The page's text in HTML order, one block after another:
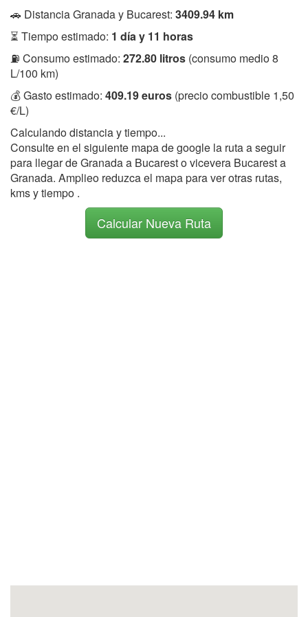
🚗 Distancia Granada y Bucarest: 3409.94 km
⏳ Tiempo estimado: 1 día y 11 horas
⛽ Consumo estimado: 272.80 litros (consumo medio 8
L/100 km)
💰 Gasto estimado: 409.19 euros (precio combustible 1,50
€/L)
Calculando distancia y tiempo...
Consulte en el siguiente mapa de google la ruta a seguir
para llegar de Granada a Bucarest o vicevera Bucarest a
Granada. Amplieo reduzca el mapa para ver otras rutas,
kms y tiempo .
Calcular Nueva Ruta